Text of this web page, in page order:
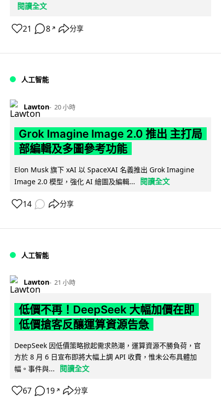
閱讀全文
21 8 ↗ 分享
人工智能
Lawton 20 小時
Grok Imagine Image 2.0 推出 主打局
部編輯及多圖參考功能
Elon Musk 旗下 xAI 以 SpaceXAI 名義推出 Grok Imagine
Image 2.0 模型，強化 AI 繪圖及編輯...
閱讀全文
14 分享
人工智能
Lawton 21 小時
低價不再！DeepSeek 大幅加價在即
低價搶客反釀運算資源告急
DeepSeek 因低價策略掀起需求熱潮，運算資源不勝負荷，官
方於 8 月 6 日宣布即將大幅上調 API 收費，惟未公布具體加
幅。事件與...
閱讀全文
67 19 ↗ 分享